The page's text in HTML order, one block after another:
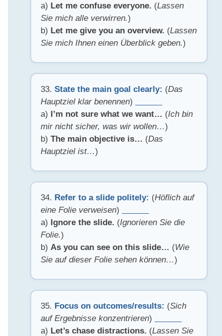
a) Let me confuse everyone. (Lassen
Sie mich alle verwirren.)
b) Let me give you an overview. (Lassen
Sie mich Ihnen einen Überblick geben.)
33.State the main goal clearly: (Das
Hauptziel klar benennen)
a) I’m not sure what we want… (Ich bin
mir nicht sicher, was wir wollen…)
b)The main objective is… (Das
Hauptziel ist…)
34. Refer to a slide politely: (Höflich auf
eine Folie verweisen)
a) Ignore the slide. (Ignorieren Sie die
Folie.)
b) As you can see on this slide… (Wie
Sie auf dieser Folie sehen können…)
35. Focus on outcomes/results: (Sich
auf Ergebnisse konzentrieren)
a) Let’s chase distractions. (Lassen Sie